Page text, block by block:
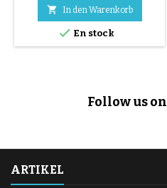
 In den Warenkorb
 En stock
Follow us
ARTIKEL